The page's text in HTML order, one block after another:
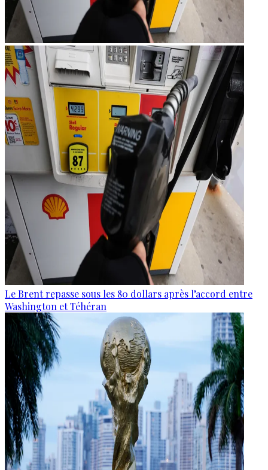
Le Brent repasse sous les 80 dollars après l’accord entre
Washington et Téhéran